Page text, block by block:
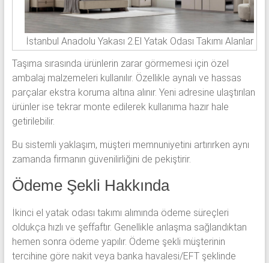
İstanbul Anadolu Yakası 2.El Yatak Odası Takımı Alanlar
Taşıma sırasında ürünlerin zarar görmemesi için özel
ambalaj malzemeleri kullanılır. Özellikle aynalı ve hassas
parçalar ekstra koruma altına alınır. Yeni adresine ulaştırılan
ürünler ise tekrar monte edilerek kullanıma hazır hale
getirilebilir.
Bu sistemli yaklaşım, müşteri memnuniyetini artırırken aynı
zamanda firmanın güvenilirliğini de pekiştirir.
Ödeme Şekli Hakkında
İkinci el yatak odası takımı alımında ödeme süreçleri
oldukça hızlı ve şeffaftır. Genellikle anlaşma sağlandıktan
hemen sonra ödeme yapılır. Ödeme şekli müşterinin
tercihine göre nakit veya banka havalesi/EFT şeklinde